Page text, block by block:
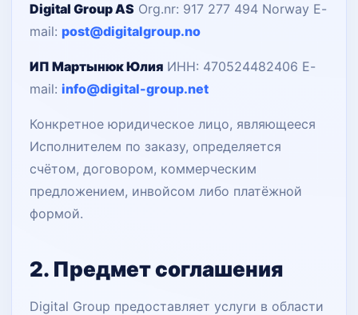
Digital Group AS Org.nr: 917 277 494 Norway E-
mail: post@digitalgroup.no
ИП Мартынюк Юлия ИНН: 470524482406 E-
mail: info@digital-group.net
Конкретное юридическое лицо, являющееся
Исполнителем по заказу, определяется
счётом, договором, коммерческим
предложением, инвойсом либо платёжной
формой.
2. Предмет соглашения
Digital Group предоставляет услуги в области